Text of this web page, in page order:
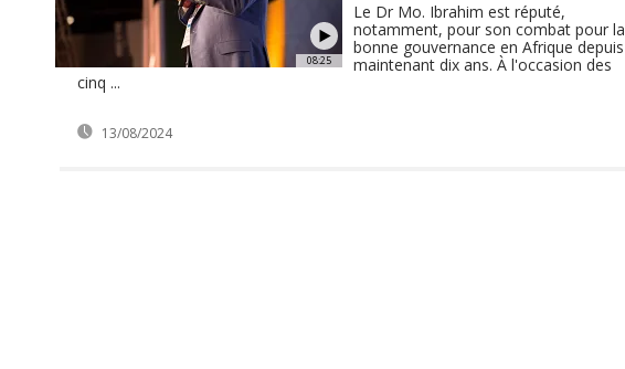
08:25
Le Dr Mo. Ibrahim est réputé,
notamment, pour son combat pour la
bonne gouvernance en Afrique depuis
maintenant dix ans. À l'occasion des
cinq ...
13/08/2024